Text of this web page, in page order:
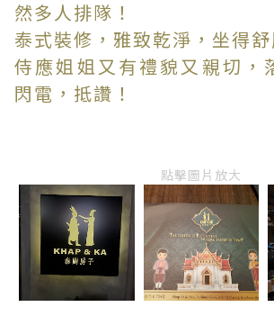
然多人排隊！
泰式裝修，雅致乾淨，坐得舒
侍應姐姐又有禮貌又親切，
閃電，抵讚！
點擊圖片放大